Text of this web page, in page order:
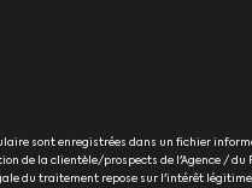
sont enregistrées dans un fichier
de la clientèle/prospects de l'Agence / du
du traitement repose sur l'intérêt légitime